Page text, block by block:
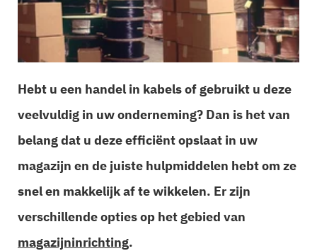
Hebt u een handel in kabels of gebruikt u deze
veelvuldig in uw onderneming? Dan is het van
belang dat u deze efficiënt opslaat in uw
magazijn en de juiste hulpmiddelen hebt om ze
snel en makkelijk af te wikkelen. Er zijn
verschillende opties op het gebied van
magazijninrichting.